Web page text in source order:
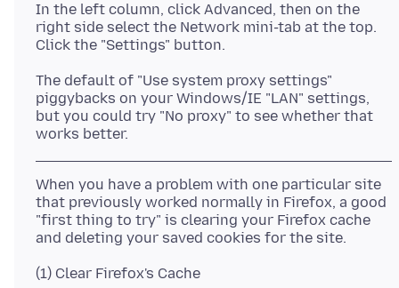
In the left column, click Advanced, then on the
right side select the Network mini-tab at the top.
The default of "Use system proxy settings"
piggybacks on your Windows/IE "LAN" settings,
but you could try "No proxy" to see whether that
When you have a problem with one particular site
that previously worked normally in Firefox, a good
"first thing to try" is clearing your Firefox cache